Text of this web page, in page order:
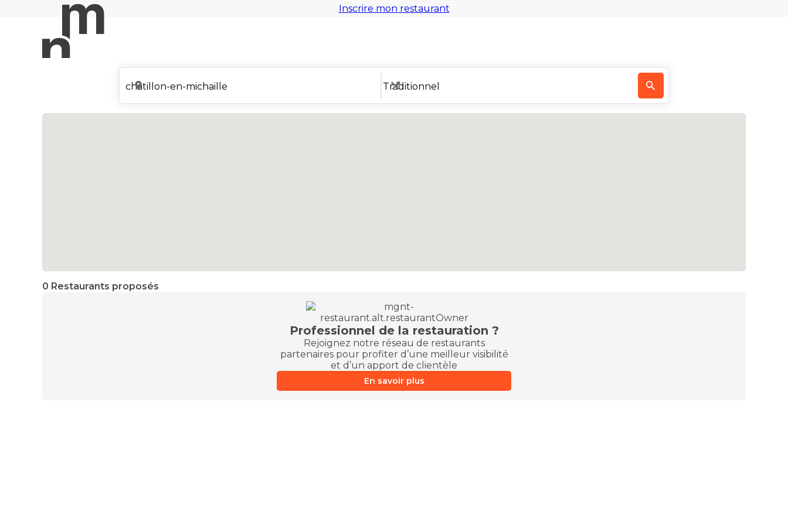
Inscrire mon restaurant
0 Restaurants proposés
Professionnel de la restauration ?
Rejoignez notre réseau de restaurants
partenaires pour profiter d’une meilleur visibilité
et d’un apport de clientèle
En savoir plus